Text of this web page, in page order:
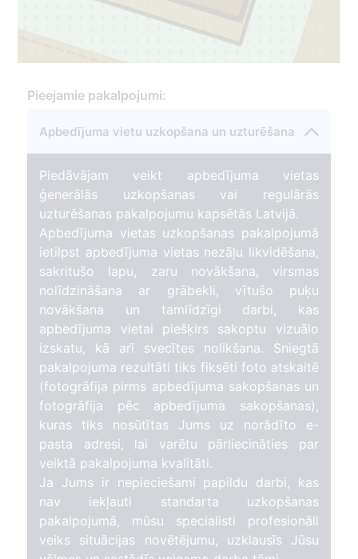
227
7
Pieejamie pakalpojumi:
Apbedījuma vietu uzkopšana un uzturēšana
Piedāvājam veikt apbedījuma vietas
ģenerālās uzkopšanas vai regulārās
uzturēšanas pakalpojumu kapsētās Latvijā.
Apbedījuma vietas uzkopšanas pakalpojumā
ietilpst apbedījuma vietas nezāļu likvidēšana,
sakritušo lapu, zaru novākšana, virsmas
nolīdzināšana ar grābekli, vītušo puķu
novākšana un tamlīdzīgi darbi, kas
apbedījuma vietai piešķirs sakoptu vizuālo
izskatu, kā arī svecītes nolikšana. Sniegtā
pakalpojuma rezultāti tiks fiksēti foto atskaitē
(fotogrāfija pirms apbedījuma sakopšanas un
fotogrāfija pēc apbedījuma sakopšanas),
kuras tiks nosūtītas Jums uz norādīto e-
pasta adresi, lai varētu pārliecināties par
veiktā pakalpojuma kvalitāti.
Ja Jums ir nepieciešami papildu darbi, kas
nav iekļauti standarta uzkopšanas
pakalpojumā, mūsu specialisti profesionāli
veiks situācijas novētējumu, uzklausīs Jūsu